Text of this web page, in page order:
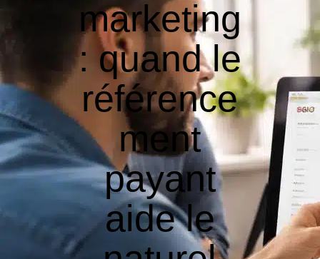
marketing
: quand le
référence
ment
payant
aide le